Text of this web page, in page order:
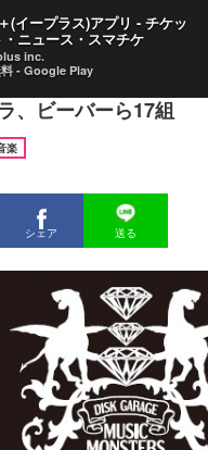
ェス『MUSIC
、ビーバーら17組
楽
シェア 送る
(イープラス)アプリ - チケッ
・ニュース・スマチケ
inc.
- Google Play